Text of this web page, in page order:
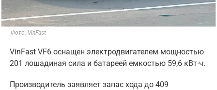
Фото: VinFast
VinFast VF6 оснащен электродвигателем мощностью
201 лошадиная сила и батареей емкостью 59,6 кВт·ч.
Производитель заявляет запас хода до 409